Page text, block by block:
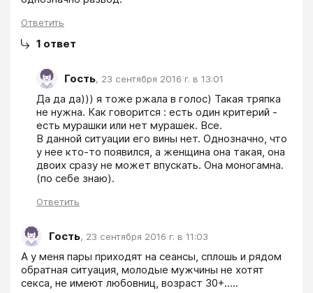
Ответить
1 ответ
Гость, 23 сентября 2016 г. в 13:01
Да да да))) я тоже ржала в голос) Такая тряпка
не нужна. Как говорится : есть один критерий -
есть мурашки или нет мурашек. Все.
В данной ситуации его вины нет. Однозначно, что
у нее кто-то появился, а женщина она такая, она
двоих сразу не может впускать. Она моногамна.
(по себе знаю).
Ответить
Гость, 23 сентября 2016 г. в 11:03
А у меня пары приходят на сеансы, сплошь и рядом
обратная ситуация, молодые мужчины не хотят
секса, не имеют любовниц, возраст 30+.....